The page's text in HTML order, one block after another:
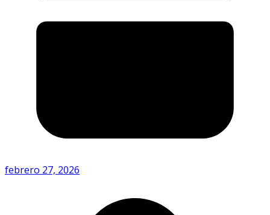
febrero 27, 2026